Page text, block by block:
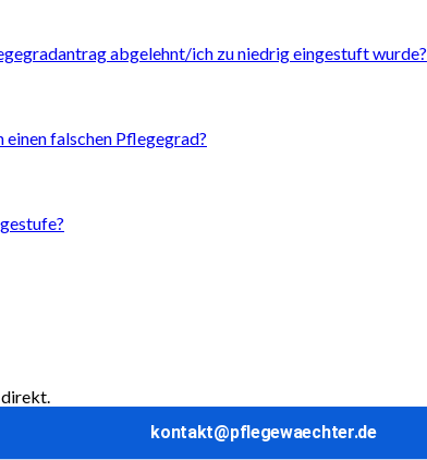
abgelehnt/ich zu niedrig eingestuft wurde?
falschen Pflegegrad?
direkt.
kontakt@pflegewaechter.de